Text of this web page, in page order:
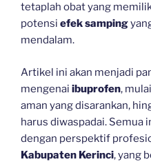
tetaplah obat yang
potensi efek samping
mendalam.
Artikel ini akan menjadi
mengenai ibuprofen,
aman yang disarankan,
harus diwaspadai. Semua
dengan perspektif
Kabupaten Kerinci, yang